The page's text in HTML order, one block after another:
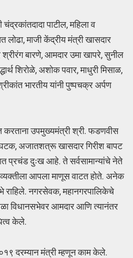
पाटील, महिला व
लोढा, माजी केंद्रीय मंत्री खासदार
बारणे, आमदार उमा खापरे, सुनील
शिरोळे, अशोक पवार, माधुरी मिसाळ,
भारतीय यांनी पुष्पचक्र अर्पण
करताना उपमुख्यमंत्री श्री. फडणवीस
अजातशत्रू खासदार गिरीश बापट
प्रचंड दुःख आहे. ते सर्वसामान्यांचे नेते
व्यक्तीला आपला माणूस वाटत होते. अनेक
राहिले. नगरसेवक, महानगरपालिकेचे
विधानसभेवर आमदार आणि त्यानंतर
केले.
दरम्यान मंत्री म्हणून काम केले.